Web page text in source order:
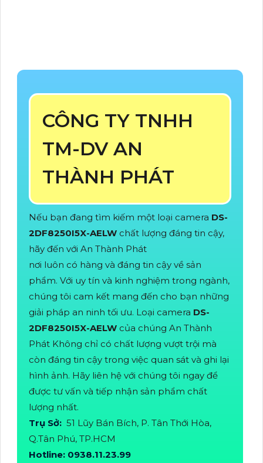
CÔNG TY TNHH
TM-DV AN
THÀNH PHÁT
Nếu bạn đang tìm kiếm một loại camera DS-
2DF8250I5X-AELW chất lượng đáng tin cậy,
hãy đến với An Thành Phát
nơi luôn có hàng và đáng tin cậy về sản
phẩm. Với uy tín và kinh nghiệm trong ngành,
chúng tôi cam kết mang đến cho bạn những
giải pháp an ninh tối ưu. Loại camera DS-
2DF8250I5X-AELW của chúng An Thành
Phát Không chỉ có chất lượng vượt trội mà
còn đáng tin cậy trong việc quan sát và ghi lại
hình ảnh. Hãy liên hệ với chúng tôi ngay để
được tư vấn và tiếp nhận sản phẩm chất
lượng nhất.
Trụ Sở: 51 Lũy Bán Bích, P. Tân Thới Hòa,
Q.Tân Phú, TP.HCM
Hotline: 0938.11.23.99